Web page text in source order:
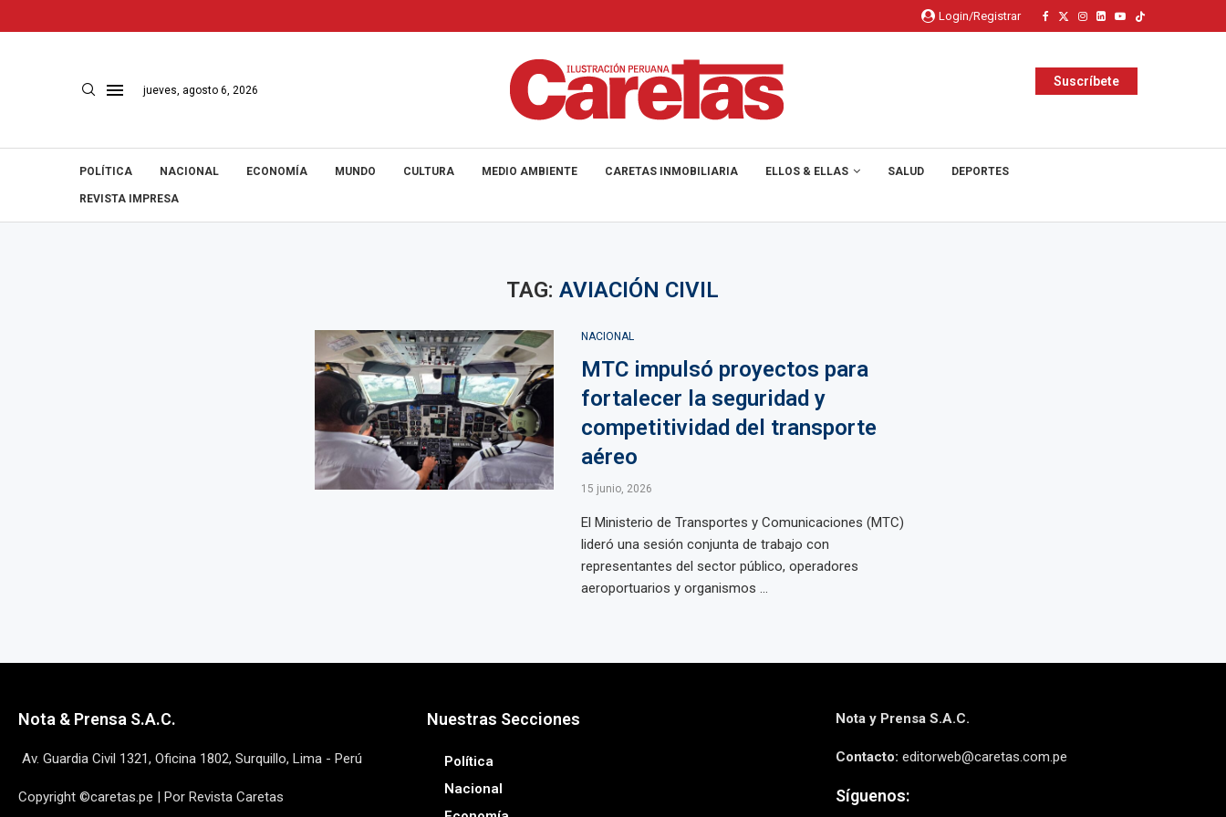
Login/Registrar
jueves, agosto 6, 2026
Suscríbete
POLÍTICA NACIONAL ECONOMÍA MUNDO CULTURA MEDIO AMBIENTE CARETAS INMOBILIARIA ELLOS & ELLAS SALUD DEPORTES
REVISTA IMPRESA
TAG:AVIACIÓN CIVIL
NACIONAL
MTC impulsó proyectos para
fortalecer la seguridad y
competitividad del transporte
aéreo
15 junio, 2026
El Ministerio de Transportes y Comunicaciones (MTC)
lideró una sesión conjunta de trabajo con
representantes del sector público, operadores
aeroportuarios y organismos ...
Nota & Prensa S.A.C.
Av. Guardia Civil 1321, Oficina 1802, Surquillo, Lima - Perú
Copyright ©caretas.pe | Por Revista Caretas
Nuestras Secciones
Política
Nacional
Nota y Prensa S.A.C.
Contacto: editorweb@caretas.com.pe
Síguenos: